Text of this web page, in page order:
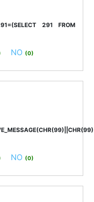
291 FROM
NO (0)
NO (0)